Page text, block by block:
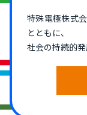
特殊電極株式
とともに、
社会の持続的